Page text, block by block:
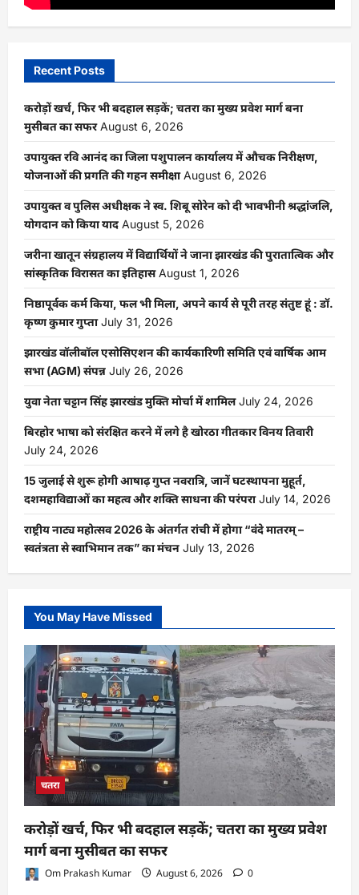
Recent Posts
करोड़ों खर्च, फिर भी बदहाल सड़कें; चतरा का मुख्य प्रवेश मार्ग बना
मुसीबत का सफर August 6, 2026
उपायुक्त रवि आनंद का जिला पशुपालन कार्यालय में औचक निरीक्षण,
योजनाओं की प्रगति की गहन समीक्षा August 6, 2026
उपायुक्त व पुलिस अधीक्षक ने स्व. शिबू सोरेन को दी भावभीनी श्रद्धांजलि,
योगदान को किया याद August 5, 2026
जरीना खातून संग्रहालय में विद्यार्थियों ने जाना झारखंड की पुरातात्विक और
सांस्कृतिक विरासत का इतिहास August 1, 2026
निष्ठापूर्वक कर्म किया, फल भी मिला, अपने कार्य से पूरी तरह संतुष्ट हूं : डॉ.
कृष्ण कुमार गुप्ता July 31, 2026
झारखंड वॉलीबॉल एसोसिएशन की कार्यकारिणी समिति एवं वार्षिक आम
सभा (AGM) संपन्न July 26, 2026
युवा नेता चट्टान सिंह झारखंड मुक्ति मोर्चा में शामिल July 24, 2026
बिरहोर भाषा को संरक्षित करने में लगे है खोरठा गीतकार विनय तिवारी
July 24, 2026
15 जुलाई से शुरू होगी आषाढ़ गुप्त नवरात्रि, जानें घटस्थापना मुहूर्त,
दशमहाविद्याओं का महत्व और शक्ति साधना की परंपरा July 14, 2026
राष्ट्रीय नाट्य महोत्सव 2026 के अंतर्गत रांची में होगा “वंदे मातरम् –
स्वतंत्रता से स्वाभिमान तक” का मंचन July 13, 2026
You May Have Missed
चतरा
करोड़ों खर्च, फिर भी बदहाल सड़कें; चतरा का मुख्य प्रवेश
मार्ग बना मुसीबत का सफर
Om Prakash Kumar August 6, 2026 0